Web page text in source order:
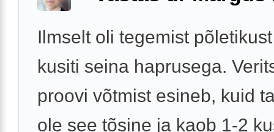
Ilmselt oli tegemist
kusiti seina haprusega.
proovi võtmist esineb, kuid
ole see tõsine ja kaob 1-2